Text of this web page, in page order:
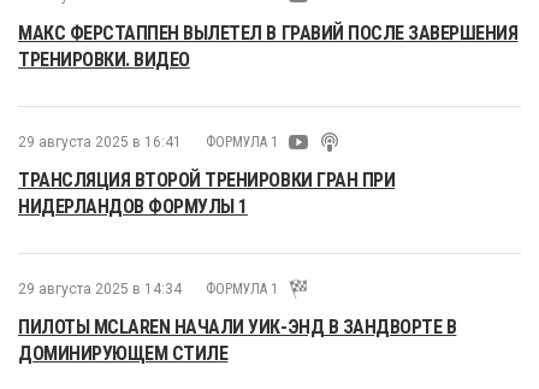
МАКС ФЕРСТАППЕН ВЫЛЕТЕЛ В ГРАВИЙ ПОСЛЕ ЗАВЕРШЕНИЯ
ТРЕНИРОВКИ. ВИДЕО
29 августа 2025 в 16:41 ФОРМУЛА 1
ТРАНСЛЯЦИЯ ВТОРОЙ ТРЕНИРОВКИ ГРАН ПРИ
НИДЕРЛАНДОВ ФОРМУЛЫ 1
29 августа 2025 в 14:34 ФОРМУЛА 1
ПИЛОТЫ MCLAREN НАЧАЛИ УИК-ЭНД В ЗАНДВОРТЕ В
ДОМИНИРУЮЩЕМ СТИЛЕ